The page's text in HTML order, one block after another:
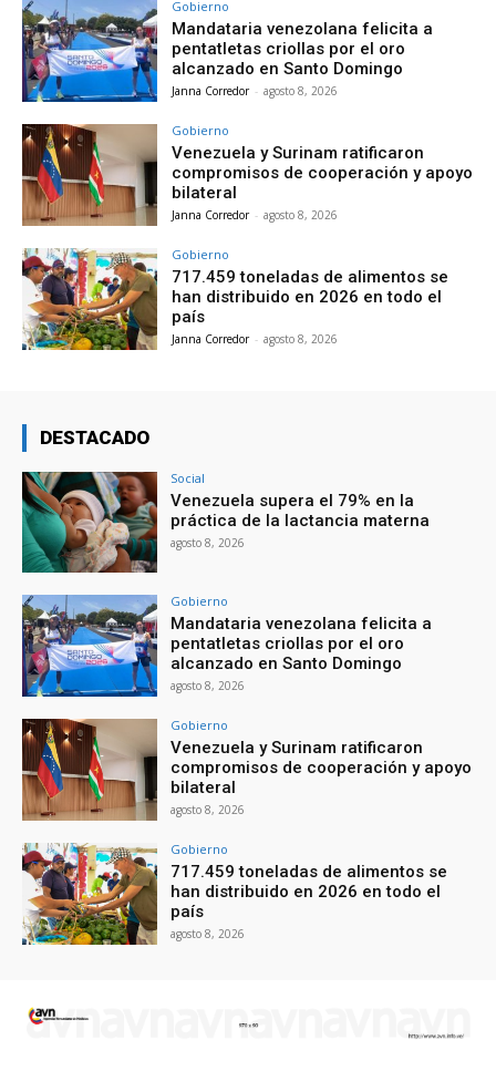
Gobierno
Mandataria venezolana felicita a
pentatletas criollas por el oro
alcanzado en Santo Domingo
Janna Corredor - agosto 8, 2026
Gobierno
Venezuela y Surinam ratificaron
compromisos de cooperación y apoyo
bilateral
Janna Corredor - agosto 8, 2026
Gobierno
717.459 toneladas de alimentos se
han distribuido en 2026 en todo el
país
Janna Corredor - agosto 8, 2026
DESTACADO
Social
Venezuela supera el 79% en la
práctica de la lactancia materna
agosto 8, 2026
Gobierno
Mandataria venezolana felicita a
pentatletas criollas por el oro
alcanzado en Santo Domingo
agosto 8, 2026
Gobierno
Venezuela y Surinam ratificaron
compromisos de cooperación y apoyo
bilateral
agosto 8, 2026
Gobierno
717.459 toneladas de alimentos se
han distribuido en 2026 en todo el
país
agosto 8, 2026